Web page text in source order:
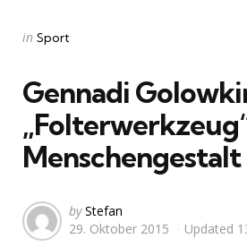
Categories
Posted
in Sport
Gennadi
Menschengestalt
Posted
by
by Stefan
29. Oktober 2015
Updated